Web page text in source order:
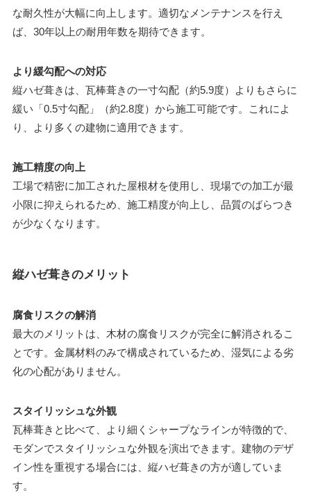
な耐久性が大幅に向上します。適切なメンテナンスを行え
ば、30年以上の耐用年数を期待できます。
より緩勾配への対応
縦ハゼ葺きは、瓦棒葺きの一寸勾配（約5.9度）よりもさらに
緩い「0.5寸勾配」（約2.8度）から施工可能です。これによ
り、より多くの建物に適用できます。
施工精度の向上
工場で精密に加工された屋根材を使用し、現場での加工が最
小限に抑えられるため、施工精度が向上し、品質のばらつき
が少なくなります。
縦ハゼ葺きのメリット
腐食リスクの解消
最大のメリットは、木材の腐食リスクが完全に解消されるこ
とです。金属材料のみで構成されているため、湿気による劣
化の心配がありません。
スタイリッシュな外観
瓦棒葺きと比べて、より細くシャープなラインが特徴的で、
モダンでスタイリッシュな外観を演出できます。建物のデザ
イン性を重視する場合には、縦ハゼ葺きの方が適していま
す。